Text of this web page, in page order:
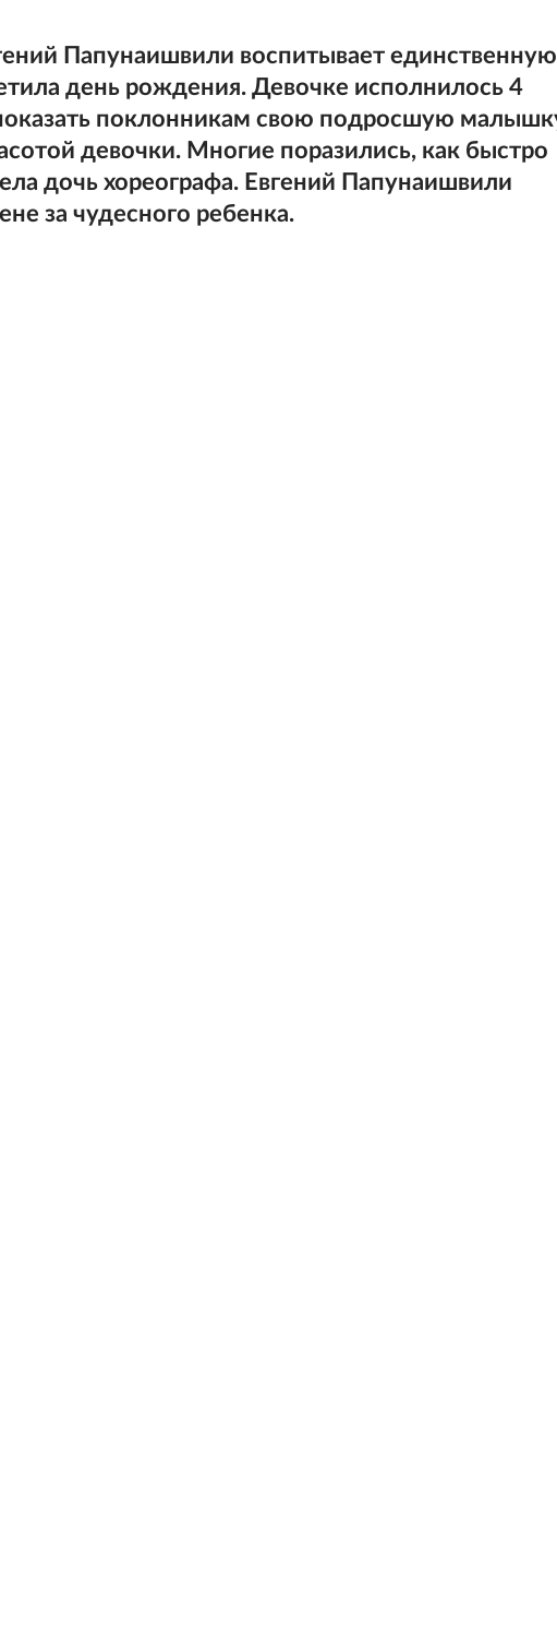
Папунаишвили воспитывает единственную
день рождения. Девочке исполнилось 4
поклонникам свою подросшую
девочки. Многие поразились, как быстро
дочь хореографа. Евгений Папунаишвили
за чудесного ребенка.